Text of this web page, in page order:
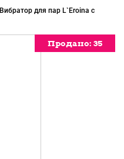
Вибратор для пар L`Eroina с
Продано: 35
Продано: 35
Продано: 35
Продано: 35
Продано: 35
Продано: 35
Продано: 35
Продано: 35
Продано: 35
Продано: 35
Продано: 35
Продано: 35
Продано: 35
Продано: 35